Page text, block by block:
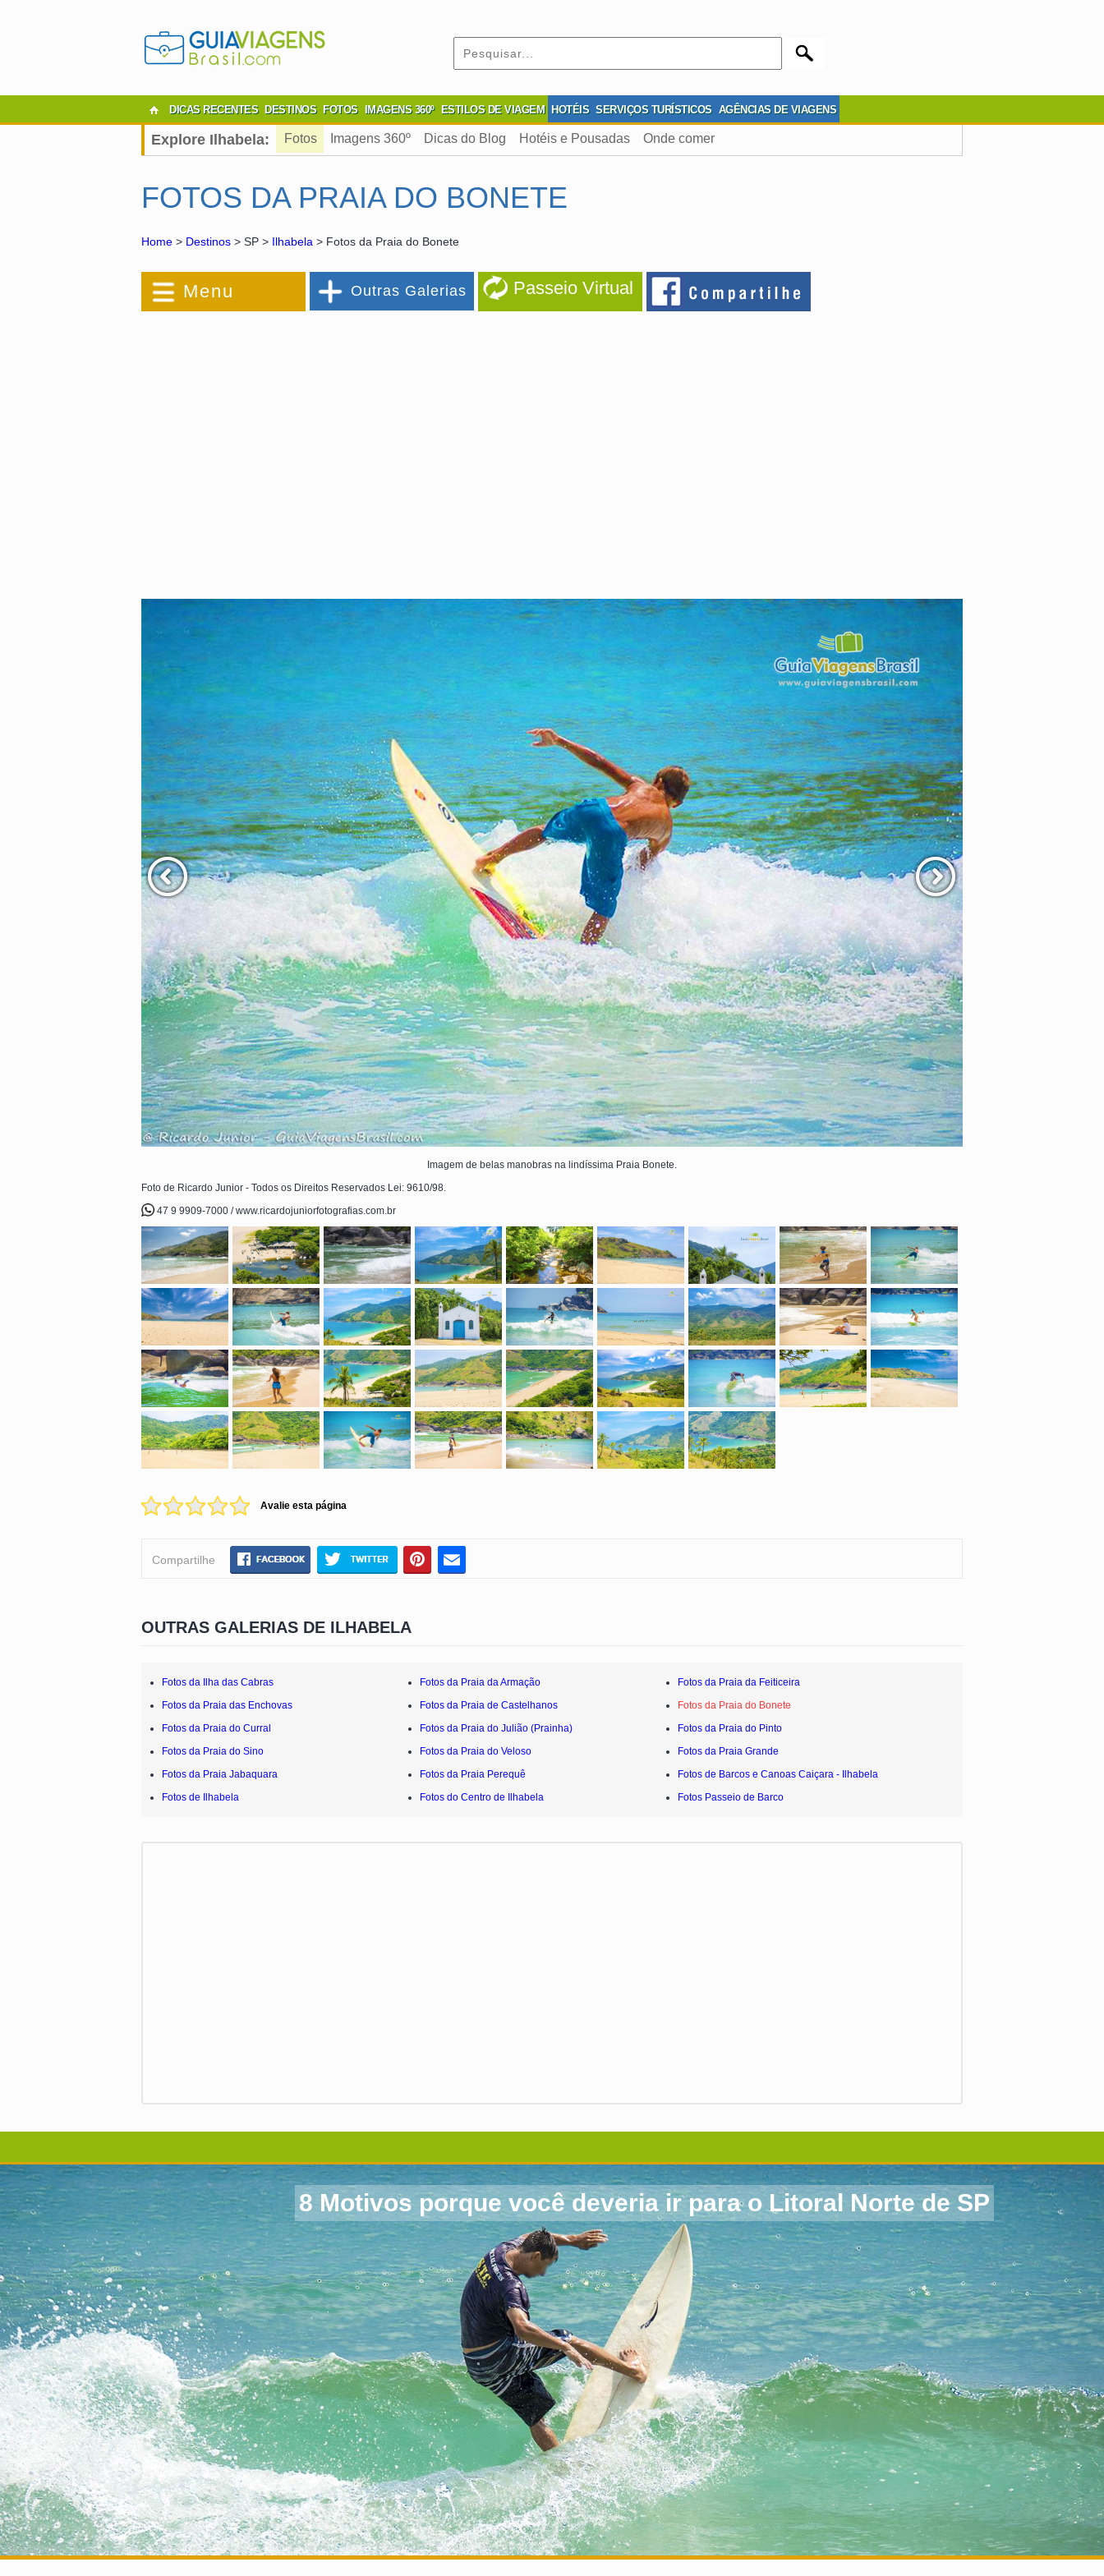
DICAS RECENTES DESTINOS FOTOS IMAGENS 360º ESTILOS DE VIAGEM HOTÉIS SERVIÇOS TURÍSTICOS AGÊNCIAS DE VIAGENS
Explore Ilhabela: Fotos Imagens 360º Dicas do Blog Hotéis e Pousadas Onde comer
FOTOS DA PRAIA DO BONETE
Home > Destinos > SP > Ilhabela > Fotos da Praia do Bonete
Menu Outras Galerias Passeio Virtual
Imagem de belas manobras na lindíssima Praia Bonete.
Foto de Ricardo Junior - Todos os Direitos Reservados Lei: 9610/98.
47 9 9909-7000 / www.ricardojuniorfotografias.com.br
Avalie esta página
Compartilhe
OUTRAS GALERIAS DE ILHABELA
Fotos da Ilha das Cabras Fotos da Praia da Armação
Fotos da Praia da Feiticeira
Fotos da Praia das Enchovas
Fotos da Praia de Castelhanos
Fotos da Praia do Bonete
Fotos da Praia do Curral
Fotos da Praia do Julião (Prainha)
Fotos da Praia do Pinto
Fotos da Praia do Sino
Fotos da Praia do Veloso
Fotos da Praia Grande
Fotos da Praia Jabaquara
Fotos da Praia Perequê
Fotos de Barcos e Canoas Caiçara - Ilhabela
Fotos de Ilhabela
Fotos do Centro de Ilhabela Fotos Passeio de Barco
8 Motivos porque você deveria ir para o Litoral Norte de SP